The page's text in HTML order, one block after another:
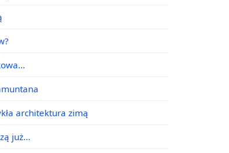
architektura zimą
już…